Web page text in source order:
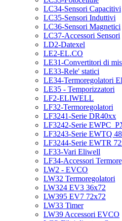
LC34-Sensori Capacitivi
LC35-Sensori Induttivi
LC36-Sensori Magnetici
LC37-Accessori Sensori
LD2-Datexel
LE2-EL.CO
LE31-Convertitori di
LE33-Rele' statici
LE34-Termoregolatori
LE35 - Temporizzatori
LF2-ELIWELL
LF32-Termoregolatori
LF3241-Serie DR40xx
LF3242-Serie
LF3243-Serie EWTQ
LF3244-Serie EWTR
LF33-Vari Eliwell
LF34-Accessori
LW2 - EVCO
LW32 Termoregolatori
LW324 EV3 36x72
LW395 EV7 72x72
LW33 Timer
LW39 Accessori EVCO